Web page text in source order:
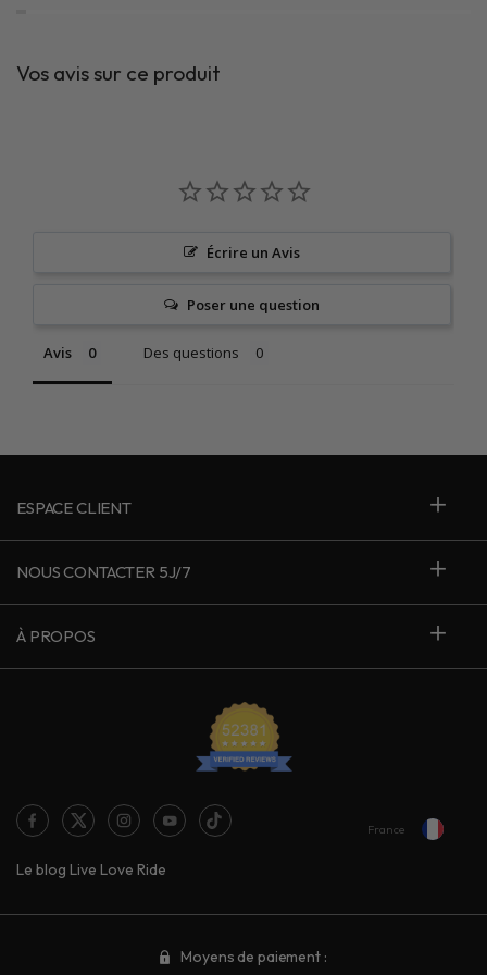
Vos avis sur ce produit
Écrire un Avis
Poser une question
Avis Des questions
ESPACE CLIENT
NOUS CONTACTER 5J/7
À PROPOS
Le blog Live Love Ride
France
Moyens de paiement :